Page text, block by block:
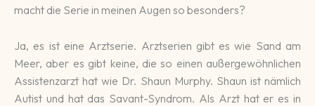
macht die Serie in meinen Augen so be­son­ders?
Ja, es ist eine Arzt­serie. Arzt­serien gibt es wie Sand am
Meer, aber es gibt keine, die so einen au­ßer­ge­wöhn­li­chen
Assistenz­arzt hat wie Dr. Shaun Murphy. Shaun ist näm­lich
Autist und hat das Savant-Syndrom. Als Arzt hat er es in